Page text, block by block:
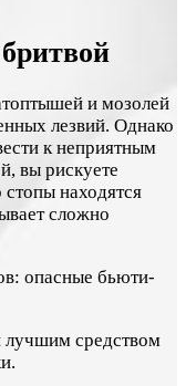
и мозолей
лезвий. Однако
к неприятным
вы рискуете
стопы находятся
сложно
опасные бьюти-
средством